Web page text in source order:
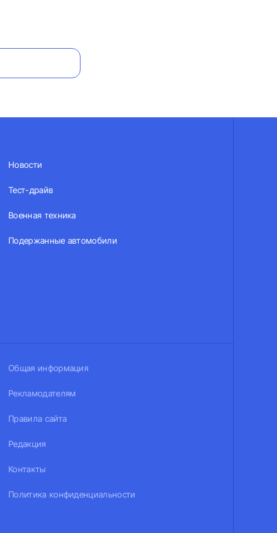
Новости
Тест-драйв
Военная техника
Подержанные автомобили
Общая информация
Рекламодателям
Правила сайта
Редакция
Контакты
Политика конфиденциальности